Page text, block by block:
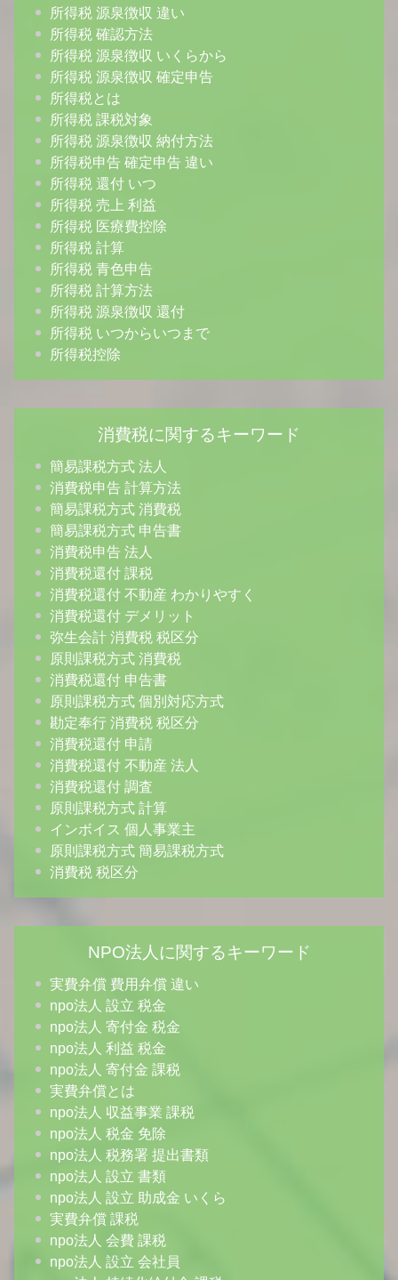
所得税 源泉徴収 違い
所得税 確認方法
所得税 源泉徴収 いくらから
所得税 源泉徴収 確定申告
所得税とは
所得税 課税対象
所得税 源泉徴収 納付方法
所得税申告 確定申告 違い
所得税 還付 いつ
所得税 売上 利益
所得税 医療費控除
所得税 計算
所得税 青色申告
所得税 計算方法
所得税 源泉徴収 還付
所得税 いつからいつまで
所得税控除
消費税に関するキーワード
簡易課税方式 法人
消費税申告 計算方法
簡易課税方式 消費税
簡易課税方式 申告書
消費税申告 法人
消費税還付 課税
消費税還付 不動産 わかりやすく
消費税還付 デメリット
弥生会計 消費税 税区分
原則課税方式 消費税
消費税還付 申告書
原則課税方式 個別対応方式
勘定奉行 消費税 税区分
消費税還付 申請
消費税還付 不動産 法人
消費税還付 調査
原則課税方式 計算
インボイス 個人事業主
原則課税方式 簡易課税方式
消費税 税区分
NPO法人に関するキーワード
実費弁償 費用弁償 違い
npo法人 設立 税金
npo法人 寄付金 税金
npo法人 利益 税金
npo法人 寄付金 課税
実費弁償とは
npo法人 収益事業 課税
npo法人 税金 免除
npo法人 税務署 提出書類
npo法人 設立 書類
npo法人 設立 助成金 いくら
実費弁償 課税
npo法人 会費 課税
npo法人 設立 会社員